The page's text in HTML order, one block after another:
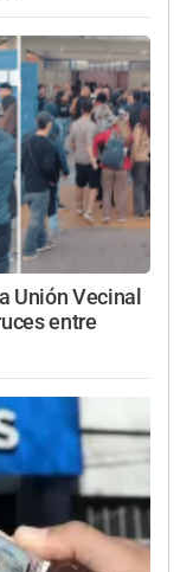
Unión Vecinal
entre